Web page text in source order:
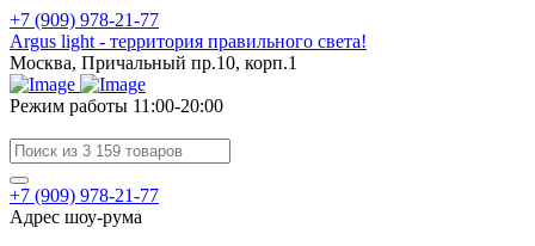
+7 (909) 978-21-77
Argus light - территория правильного света!
Москва, Причальный пр.10, корп.1
Режим работы 11:00-20:00
+7 (909) 978-21-77
Адрес шоу-рума